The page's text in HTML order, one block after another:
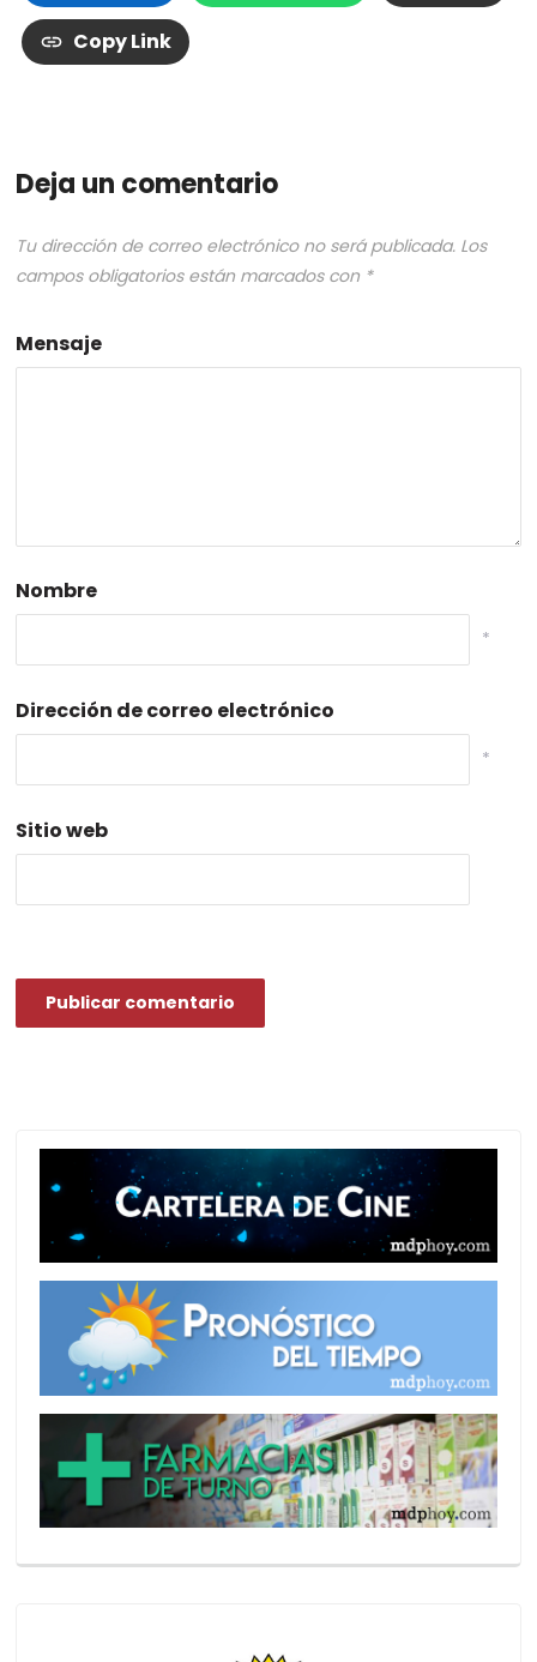
Copy Link
Deja un comentario
Tu dirección de correo electrónico no será publicada. Los
campos obligatorios están marcados con *
Mensaje
Nombre
*
Dirección de correo electrónico
*
Sitio web